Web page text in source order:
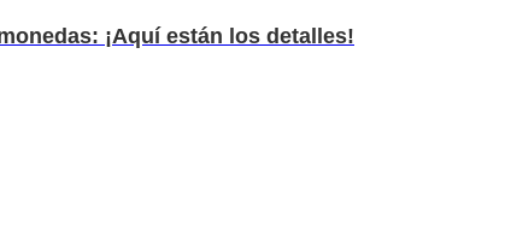
¡Aquí están los detalles!